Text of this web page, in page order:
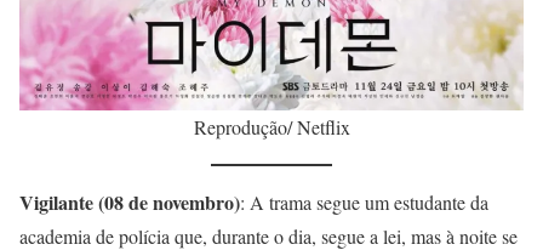
Reprodução/ Netflix
Vigilante (08 de novembro): A trama segue um estudante da
academia de polícia que, durante o dia, segue a lei, mas à noite se